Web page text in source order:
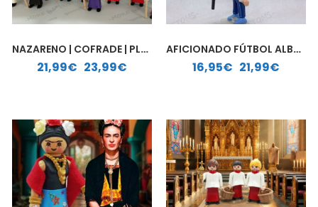
NAZARENO | COFRADE | PLAYMOBIL PERSONALIZADO
21,99€ 23,99€
Rango de precios: desde 21,99€ hasta 23,99€
AFICIONADO FÚTBOL ALBACETE BALOMPIÉ| PLAYMOBIL PERSONALIZADO
16,95€ 21,99€
Rango de precios: desde 16,95€ hasta 21,99€